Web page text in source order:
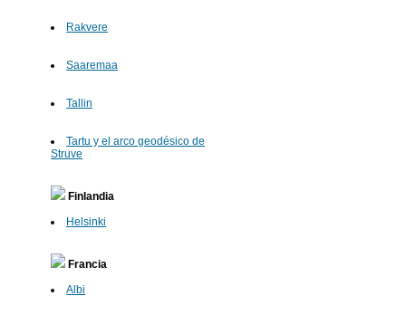
Rakvere
Saaremaa
Tallin
Tartu y el arco geodésico de
Struve
Finlandia
Helsinki
Francia
Albi